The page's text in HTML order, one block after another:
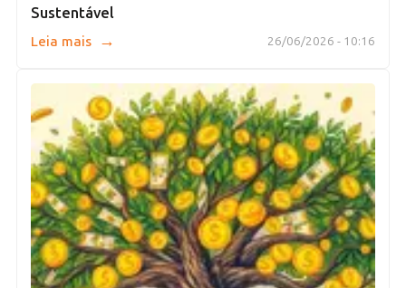
Sustentável
26/06/2026 - 10:16
Leia mais →